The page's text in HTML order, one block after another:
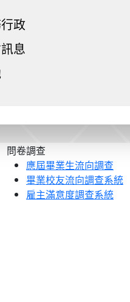
政
息
問卷調查
應屆畢業生流向調查
畢業校友流向調查系統
雇主滿意度調查系統